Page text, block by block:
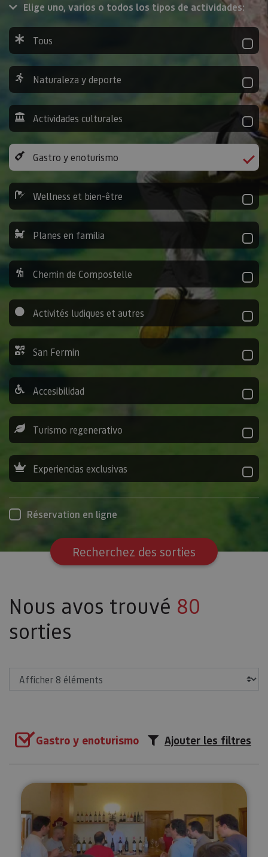
Elige uno, varios o todos los tipos de actividades:
Tous
Naturaleza y deporte
Actividades culturales
Gastro y enoturismo
Wellness et bien-être
Planes en familia
Chemin de Compostelle
Activités ludiques et autres
San Fermin
Accesibilidad
Turismo regenerativo
Experiencias exclusivas
Réservation en ligne
Recherchez des sorties
Nous avos trouvé 80
sorties
Gastro y enoturismo Ajouter les filtres
5 vins à votre goût dans la